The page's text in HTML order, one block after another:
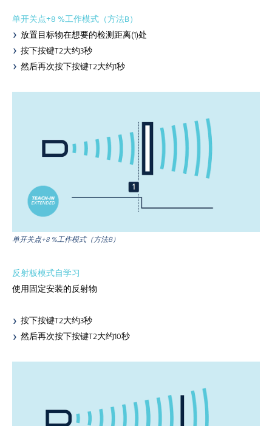
单开关点+8 %工作模式（方法B）
放置目标物在想要的检测距离(1)处
按下按键T2大约3秒
然后再次按下按键T2大约1秒
单开关点+8 %工作模式（方法B）
反射板模式自学习
使用固定安装的反射物
按下按键T2大约3秒
然后再次按下按键T2大约10秒